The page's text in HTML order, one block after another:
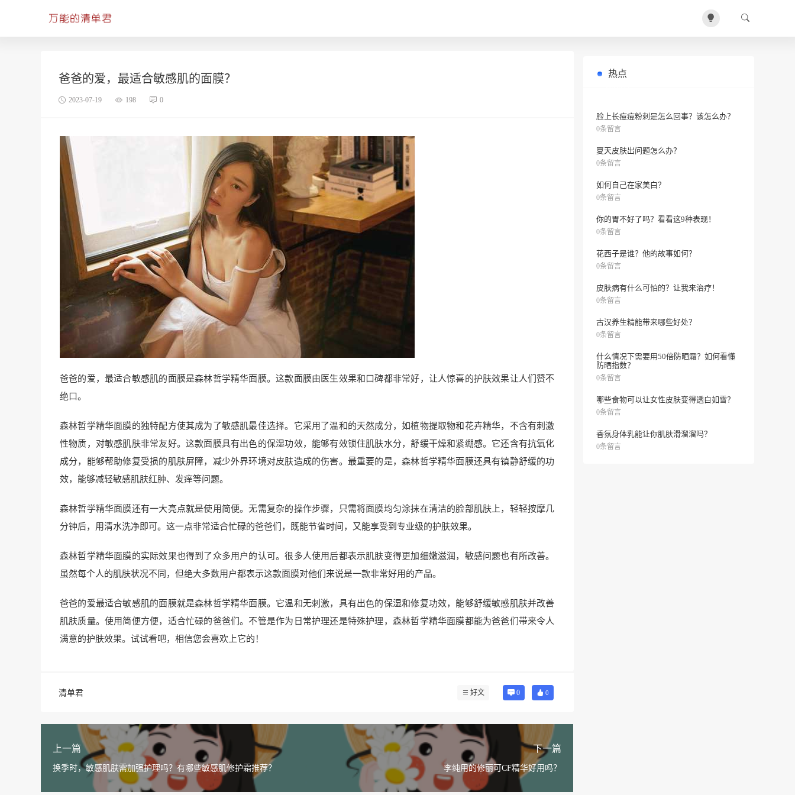
爸爸的爱，最适合敏感肌的面膜？
2023-07-19 198 0
爸爸的爱，最适合敏感肌的面膜是森林哲学精华面膜。这款面膜由医生效果和口碑都非常好，让人惊喜的护肤效果让人们赞不
绝口。
森林哲学精华面膜的独特配方使其成为了敏感肌最佳选择。它采用了温和的天然成分，如植物提取物和花卉精华，不含有刺激
性物质，对敏感肌肤非常友好。这款面膜具有出色的保湿功效，能够有效锁住肌肤水分，舒缓干燥和紧绷感。它还含有抗氧化
成分，能够帮助修复受损的肌肤屏障，减少外界环境对皮肤造成的伤害。最重要的是，森林哲学精华面膜还具有镇静舒缓的功
效，能够减轻敏感肌肤红肿、发痒等问题。
森林哲学精华面膜还有一大亮点就是使用简便。无需复杂的操作步骤，只需将面膜均匀涂抹在清洁的脸部肌肤上，轻轻按摩几
分钟后，用清水洗净即可。这一点非常适合忙碌的爸爸们，既能节省时间，又能享受到专业级的护肤效果。
森林哲学精华面膜的实际效果也得到了众多用户的认可。很多人使用后都表示肌肤变得更加细嫩滋润，敏感问题也有所改善。
虽然每个人的肌肤状况不同，但绝大多数用户都表示这款面膜对他们来说是一款非常好用的产品。
爸爸的爱最适合敏感肌的面膜就是森林哲学精华面膜。它温和无刺激，具有出色的保湿和修复功效，能够舒缓敏感肌肤并改善
肌肤质量。使用简便方便，适合忙碌的爸爸们。不管是作为日常护理还是特殊护理，森林哲学精华面膜都能为爸爸们带来令人
满意的护肤效果。试试看吧，相信您会喜欢上它的！
清单君 好文 0 0
上一篇
换季时，敏感肌肤需加强护理吗？有哪些敏感肌修护霜推荐？
下一篇
李纯用的修丽可CF精华好用吗？
热点
脸上长痘痘粉刺是怎么回事？该怎么办？
0条留言
夏天皮肤出问题怎么办？
0条留言
如何自己在家美白？
0条留言
你的胃不好了吗？看看这9种表现！
0条留言
花西子是谁？他的故事如何？
0条留言
皮肤病有什么可怕的？让我来治疗！
0条留言
古汉养生精能带来哪些好处？
0条留言
什么情况下需要用50倍防晒霜？如何看懂
防晒指数？
0条留言
哪些食物可以让女性皮肤变得透白如雪？
0条留言
香氛身体乳能让你肌肤滑溜溜吗？
0条留言